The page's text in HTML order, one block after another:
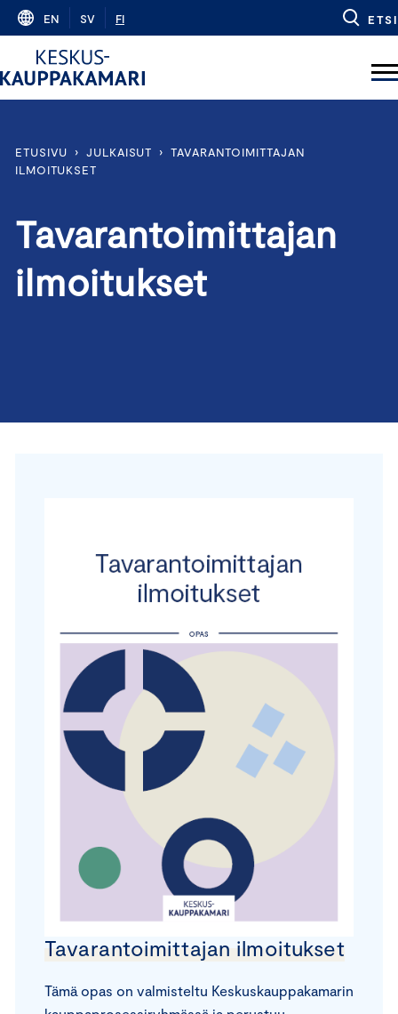
Skip
content
EN SV FI ETSI
ETUSIVU › JULKAISUT › TAVARANTOIMITTAJAN
ILMOITUKSET
Tavarantoimittajan
ilmoitukset
Tavarantoimittajan ilmoitukset
Tämä opas on valmisteltu Keskuskauppakamarin